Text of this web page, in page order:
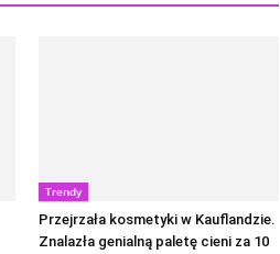
Trendy
Przejrzała kosmetyki w Kauflandzie.
Znalazła genialną paletę cieni za 10